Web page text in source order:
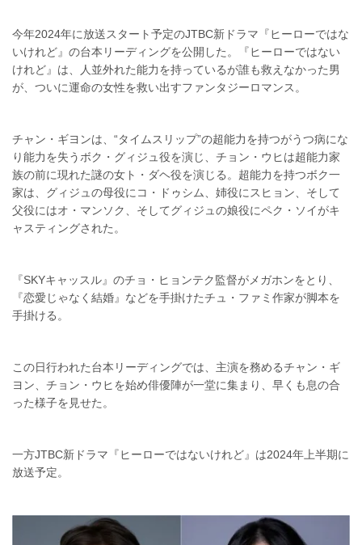
今年2024年に放送スタート予定のJTBC新ドラマ『ヒーローではな
いけれど』の台本リーディングを公開した。『ヒーローではない
けれど』は、人並外れた能力を持っているが誰も救えなかった男
が、ついに運命の女性を救い出すファンタジーロマンス。
チャン・ギヨンは、“タイムスリップ”の超能力を持つがうつ病にな
り能力を失うボク・グィジュ役を演じ、チョン・ウヒは超能力家
族の前に現れた謎の女ト・ダヘ役を演じる。超能力を持つボク一
家は、グィジュの母役にコ・ドゥシム、姉役にスヒョン、そして
父役にはオ・マンソク、そしてグィジュの娘役にペク・ソイがキ
ャスティングされた。
『SKYキャッスル』のチョ・ヒョンテク監督がメガホンをとり、
『恋愛じゃなく結婚』などを手掛けたチュ・ファミ作家が脚本を
手掛ける。
この日行われた台本リーディングでは、主演を務めるチャン・ギ
ヨン、チョン・ウヒを始め俳優陣が一堂に集まり、早くも息の合
った様子を見せた。
一方JTBC新ドラマ『ヒーローではないけれど』は2024年上半期に
放送予定。